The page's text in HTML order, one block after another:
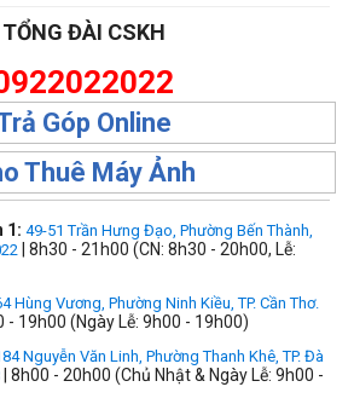
TỔNG ĐÀI CSKH
Góp Online
Thuê Máy Ảnh
1: 49-51 Trần Hưng Đạo, Phường Bến Thành,
| 8h30 - 21h00 (CN: 8h30 - 20h00, Lễ:
Hùng Vương, Phường Ninh Kiều, TP. Cần Thơ.
- 19h00 (Ngày Lễ: 9h00 - 19h00)
Nguyễn Văn Linh, Phường Thanh Khê, TP. Đà
| 8h00 - 20h00 (Chủ Nhật & Ngày Lễ: 9h00 -